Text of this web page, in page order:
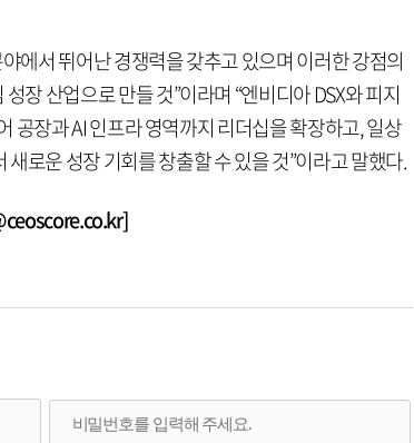
에서 뛰어난 경쟁력을 갖추고 있으며 이러한 강점의
장 산업으로 만들 것”이라며 “엔비디아 DSX와 피지
공장과 AI 인프라 영역까지 리더십을 확장하고, 일상
로운 성장 기회를 창출할 수 있을 것”이라고 말했다.